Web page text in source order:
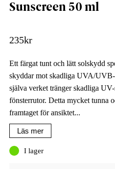
Sunscreen 50 ml
235kr
Ett färgat tunt och lätt solskydd
skyddar mot skadliga UVA/
själva verket tränger skadliga
fönsterrutor. Detta mycket tunna
framtaget för ansiktet...
Läs mer
I lager